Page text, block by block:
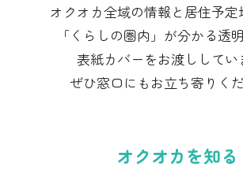
オクオカ全域の情報と居住予定
「くらしの圏内」が分かる透
表紙カバーをお渡ししてい
ぜひ窓口にもお立ち寄りくだ
オクオカを知る